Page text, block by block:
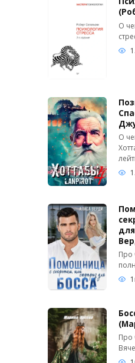
О
О
Про
Про